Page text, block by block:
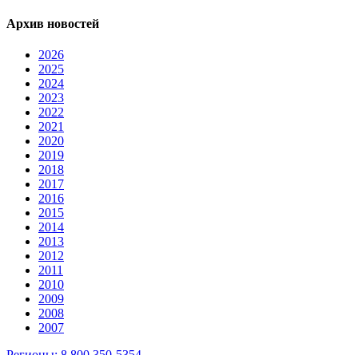
Архив новостей
2026
2025
2024
2023
2022
2021
2020
2019
2018
2017
2016
2015
2014
2013
2012
2011
2010
2009
2008
2007